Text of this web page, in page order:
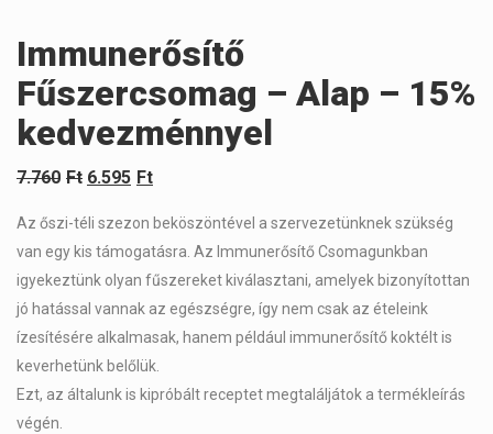
Immunerősítő
Fűszercsomag – Alap – 15%
kedvezménnyel
7.760 Ft 6.595 Ft
Az őszi-téli szezon beköszöntével a szervezetünknek szükség
van egy kis támogatásra. Az Immunerősítő Csomagunkban
igyekeztünk olyan fűszereket kiválasztani, amelyek bizonyítottan
jó hatással vannak az egészségre, így nem csak az ételeink
ízesítésére alkalmasak, hanem például immunerősítő koktélt is
keverhetünk belőlük.
Ezt, az általunk is kipróbált receptet megtaláljátok a termékleírás
végén.